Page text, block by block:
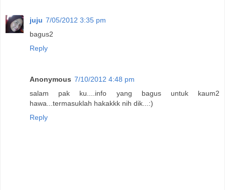
juju 7/05/2012 3:35 pm
bagus2
Reply
Anonymous 7/10/2012 4:48 pm
salam pak ku....info yang bagus untuk kaum2
hawa...termasuklah hakakkk nih dik...:)
Reply